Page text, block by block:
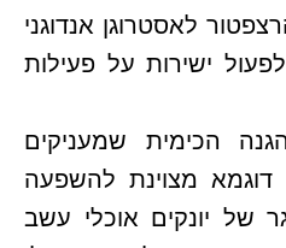
לאסטרוגן אנדוגני
ישירות על פעילות
הכימית שמעניקים
דוגמא מצוינת להשפעה
של יונקים אוכלי עשב